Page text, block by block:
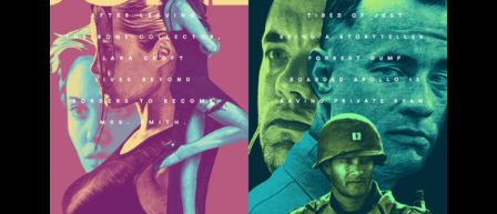
LIVRARIAS
CURITIBA
Filmografia